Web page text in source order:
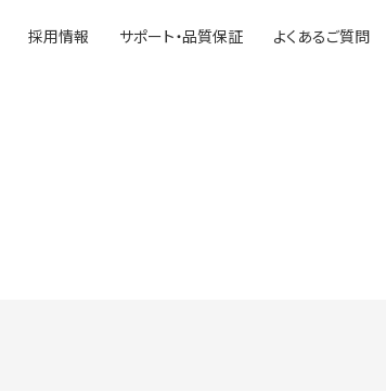
採用情報 サポート・品質保証 よくあるご質問